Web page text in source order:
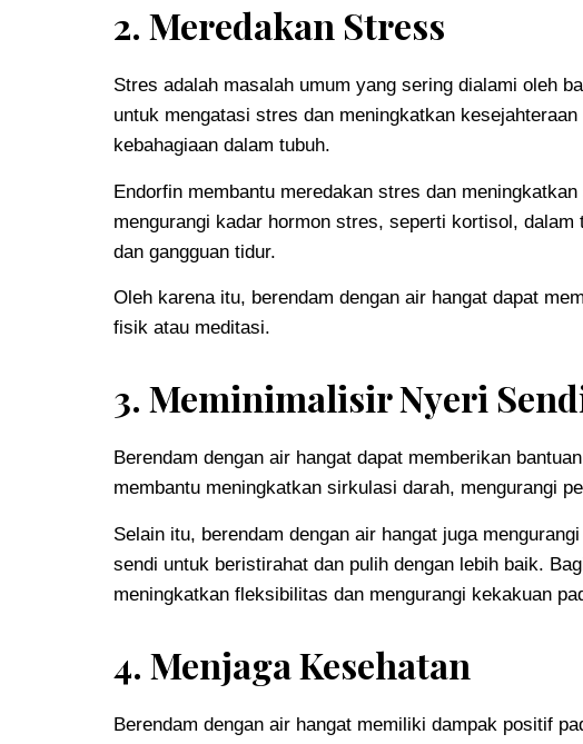
2. Meredakan Stress
Stres adalah masalah umum yang sering dialami oleh
untuk mengatasi stres dan meningkatkan
kebahagiaan dalam tubuh.
Endorfin membantu meredakan stres dan
mengurangi kadar hormon stres, seperti kortisol,
dan gangguan tidur.
Oleh karena itu, berendam dengan air hangat dapat
fisik atau meditasi.
3. Meminimalisir Nyeri
Berendam dengan air hangat dapat memberikan
membantu meningkatkan sirkulasi darah, mengurangi
Selain itu, berendam dengan air hangat juga
sendi untuk beristirahat dan pulih dengan lebih baik.
meningkatkan fleksibilitas dan mengurangi kekakuan
4. Menjaga Kesehatan
Berendam dengan air hangat memiliki dampak positif